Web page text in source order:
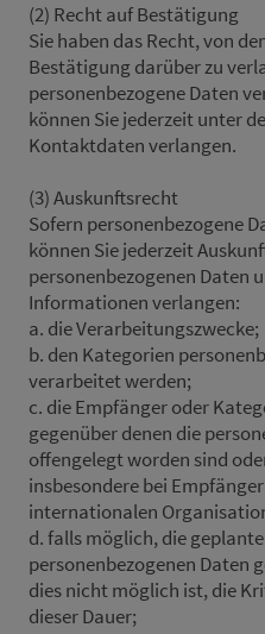
(2) Recht auf Bestätigung
Sie haben das Recht, von
Bestätigung darüber zu
personenbezogene Daten
können Sie jederzeit unter
Kontaktdaten verlangen.
(3) Auskunftsrecht
Sofern personenbezogene
können Sie jederzeit
personenbezogenen Daten
Informationen verlangen:
a. die Verarbeitungszwecke;
b. den Kategorien
verarbeitet werden;
c. die Empfänger oder
gegenüber denen die
offengelegt worden sind
insbesondere bei
internationalen
d. falls möglich, die
personenbezogenen Daten
dies nicht möglich ist, die
dieser Dauer;